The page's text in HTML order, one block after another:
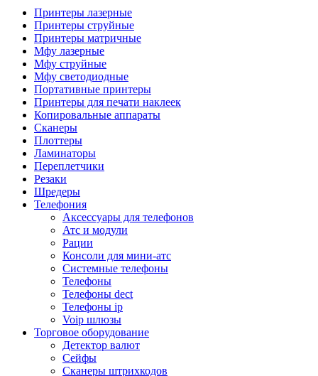
Камеры для видеоконференцсвязи
Аксессуары для видеоконференцсвязи
Системы безопасности и умный дом
Комплекты видеонаблюдения
Мониторы и видеостены
Регистраторы
Замки
Терминалы доступа
Охранно-пожарная сигнализация
Коннекторы и розетки
Инструмент и садовая техника
Электро и пневмоинструмент
Аксессуары для пневмоинструментов
Гайковерты пневматические
Инструмент измерительный
Принтеры лазерные
Принтеры струйные
Принтеры матричные
Мфу лазерные
Мфу струйные
Мфу светодиодные
Портативные принтеры
Принтеры для печати наклеек
Копировальные аппараты
Сканеры
Плоттеры
Ламинаторы
Переплетчики
Резаки
Шредеры
Телефония
Аксессуары для телефонов
Атс и модули
Рации
Консоли для мини-атс
Системные телефоны
Телефоны
Телефоны dect
Телефоны ip
Voip шлюзы
Торговое оборудование
Детектор валют
Сейфы
Сканеры штрихкодов